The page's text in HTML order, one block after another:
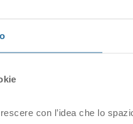
con l’idea che lo